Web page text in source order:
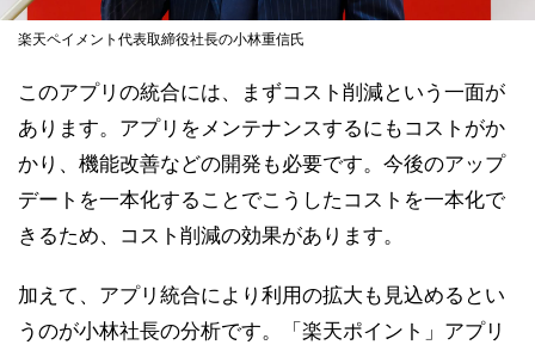
楽天ペイメント代表取締役社長の小林重信氏
このアプリの統合には、まずコスト削減という一面が
あります。アプリをメンテナンスするにもコストがか
かり、機能改善などの開発も必要です。今後のアップ
デートを一本化することでこうしたコストを一本化で
きるため、コスト削減の効果があります。
加えて、アプリ統合により利用の拡大も見込めるとい
うのが小林社長の分析です。「楽天ポイント」アプリ